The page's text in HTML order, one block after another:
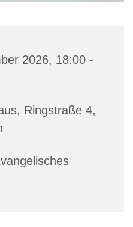
2026, 18:00 -
Ringstraße 4,